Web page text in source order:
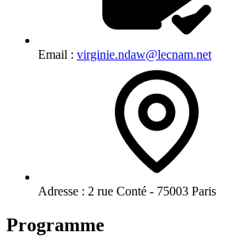
Email : virginie.ndaw@lecnam.net
Adresse : 2 rue Conté - 75003 Paris
Programme